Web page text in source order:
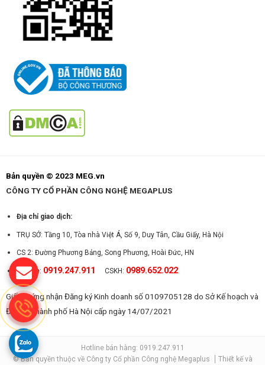
Bản quyền © 2023 MEG.vn
CÔNG TY CỔ PHẦN CÔNG NGHỆ MEGAPLUS
Địa chỉ giao dịch:
TRỤ SỞ: Tầng 10, Tòa nhà Việt Á, Số 9, Duy Tân, Cầu Giấy, Hà Nội
CS 2: Đường Phương Bảng, Song Phương, Hoài Đức, HN
Hotline: 0919.247.911 CSKH: 0989.652.022
Giấy chứng nhận Đăng ký Kinh doanh số 0109705128 do Sở Kế hoạch và
Đầu tư Thành phố Hà Nội cấp ngày 14/07/2021
Hotline bán hàng: 0919.247.911
© Bản quyền thuộc về Công ty Cổ phần Công nghệ Megaplus
Thiết kế và